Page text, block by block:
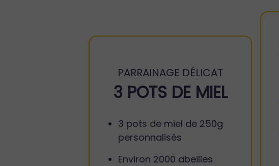
PARRAINAGE DÉLICAT
3 POTS DE MIEL
3 pots de miel de 250g
personnalisés
Environ 2000 abeilles